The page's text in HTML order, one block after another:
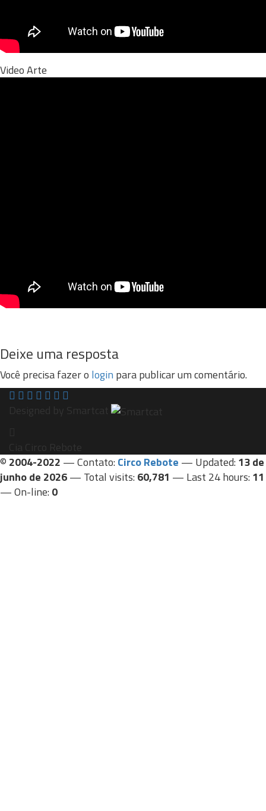
Video Arte
Deixe uma resposta
Você precisa fazer o login para publicar um comentário.
Designed by Smartcat
Cia Circo Rebote
© 2004-2022 — Contato: Circo Rebote — Updated: 13 de
junho de 2026— Total visits: 60,781 — Last 24 hours: 11
— On-line: 0